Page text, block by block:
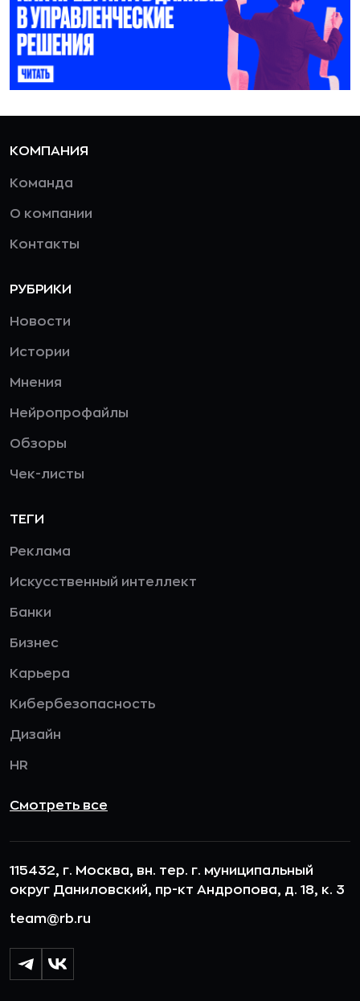
КОМПАНИЯ
Команда
О компании
Контакты
РУБРИКИ
Новости
Истории
Мнения
Нейропрофайлы
Обзоры
Чек-листы
ТЕГИ
Реклама
Искусственный интеллект
Банки
Бизнес
Карьера
Кибербезопасность
Дизайн
HR
Смотреть все
115432, г. Москва, вн. тер. г. муниципальный
округ Даниловский, пр-кт Андропова, д. 18, к. 3
team@rb.ru